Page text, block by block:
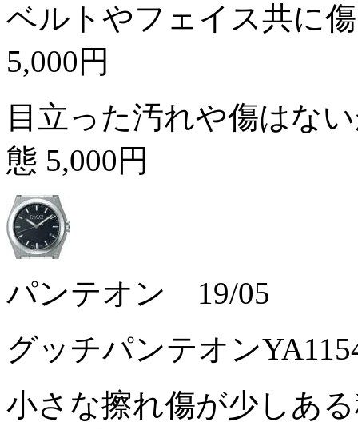
ベルトやフェイス共に
5,000円
目立った汚れや傷はな
態 5,000円
パンテオン 19/05
グッチパンテオン
小さな擦れ傷が少しあ